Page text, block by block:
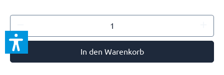
In den Warenkorb